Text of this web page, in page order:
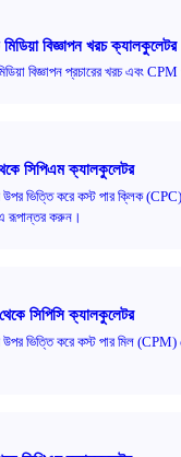
বিজ্ঞাপন খরচ ক্যালকুলেটর
বিজ্ঞাপন প্রচারের খরচ এবং
সিপিএম ক্যালকুলেটর
ভিত্তি করে কস্ট পার ক্লিক
রূপান্তর করুন।
সিপিসি ক্যালকুলেটর
ভিত্তি করে কস্ট পার মিল (CPM)